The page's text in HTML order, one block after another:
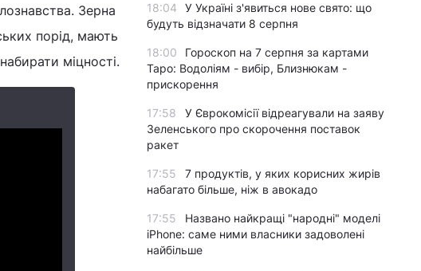
Зерна
порід, мають
міцності.
18:04
У Україні з'явиться нове свято: що
будуть відзначати 8 серпня
18:00
Гороскоп на 7 серпня за картами
Таро: Водоліям - вибір, Близнюкам -
прискорення
17:58
У Єврокомісії відреагували на заяву
Зеленського про скорочення поставок
ракет
17:55
7 продуктів, у яких корисних жирів
набагато більше, ніж в авокадо
17:55
Названо найкращі "народні" моделі
iPhone: саме ними власники задоволені
найбільше